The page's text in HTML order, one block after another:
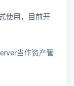
使用，目前开
当作资产管